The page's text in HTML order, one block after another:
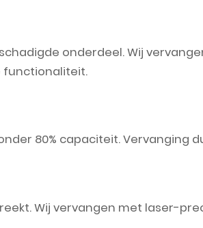
onderdeel. Wij
functionaliteit.
80% capaciteit. Vervanging
Wij vervangen met laser-